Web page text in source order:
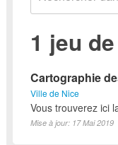
1 jeu
Cartographie
Ville de Nice
Vous trouverez ici
Mise à jour: 17 Mai 2019